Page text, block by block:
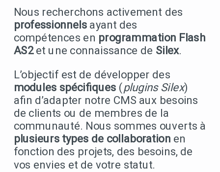
Nous recherchons activement des
professionnelsayant des
compétences en programmation Flash
AS2et une connaissance de Silex.
L’objectif est de développer des
modules spécifiques (plugins Silex)
afin d’adapter notre CMS aux besoins
de clients ou de membres de la
communauté. Nous sommes ouverts à
plusieurs types de collaboration en
fonction des projets, des besoins, de
vos envies et de votre statut.